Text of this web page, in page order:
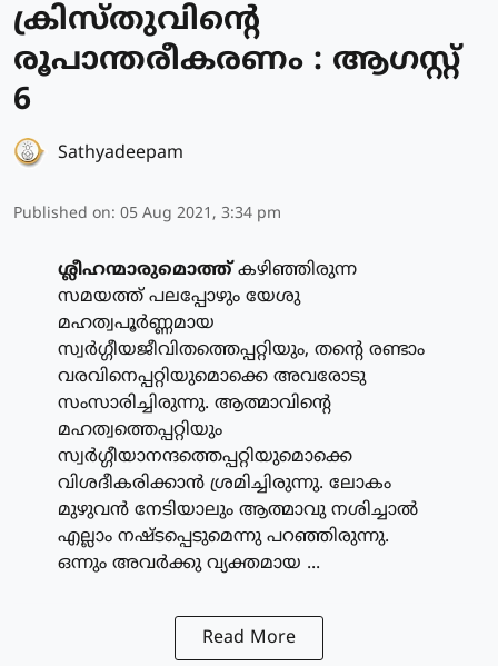
ക്രിസ്തുവിന്റെ
രൂപാന്തരീകരണം : ആഗസ്റ്റ്
6
Sathyadeepam
Published on: 05 Aug 2021, 3:34 pm
ശ്ലീഹന്മാരുമൊത്ത്കഴിഞ്ഞിരുന്ന
സമയത്ത് പലപ്പോഴും യേശു
മഹത്വപൂര്‍ണ്ണമായ
സ്വര്‍ഗ്ഗീയജീവിതത്തെപ്പറ്റിയും, തന്റെ രണ്ടാം
വരവിനെപ്പറ്റിയുമൊക്കെ അവരോടു
സംസാരിച്ചിരുന്നു. ആത്മാവിന്റെ
മഹത്വത്തെപ്പറ്റിയും
സ്വര്‍ഗ്ഗീയാനന്ദത്തെപ്പറ്റിയുമൊക്കെ
വിശദീകരിക്കാന്‍ ശ്രമിച്ചിരുന്നു. ലോകം
മുഴുവന്‍ നേടിയാലും ആത്മാവു നശിച്ചാല്‍
എല്ലാം നഷ്ടപ്പെടുമെന്നു പറഞ്ഞിരുന്നു.
ഒന്നും അവര്‍ക്കു വ്യക്തമായ ...
Read More